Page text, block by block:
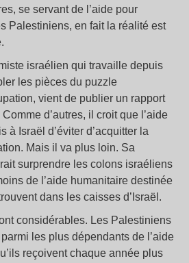
se servant de l’aide pour
Palestiniens, en fait la réalité est
israélien qui travaille depuis
les pièces du puzzle
vient de publier un rapport
d’autres, il croit que l’aide
à Israël d’éviter d’acquitter la
Mais il va plus loin. Sa
surprendre les colons israéliens
de l’aide humanitaire destinée
dans les caisses d’Israël.
considérables. Les Palestiniens
les plus dépendants de l’aide
reçoivent chaque année plus